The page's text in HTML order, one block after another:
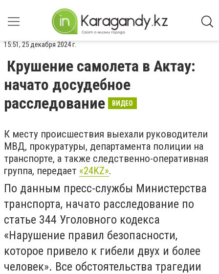
15:51, 25 декабря 2024 г.
Крушение самолета в Актау:
начато досудебное
расследование
ВИДЕО
К месту происшествия выехали руководители
МВД, прокуратуры, департамента полиции на
транспорте, а также следственно-оперативная
группа, передает «24KZ».
По данным пресс-службы Министерства
транспорта, начато расследование по
статье 344 Уголовного кодекса
«Нарушение правил безопасности,
которое привело к гибели двух и более
человек». Все обстоятельства трагедии